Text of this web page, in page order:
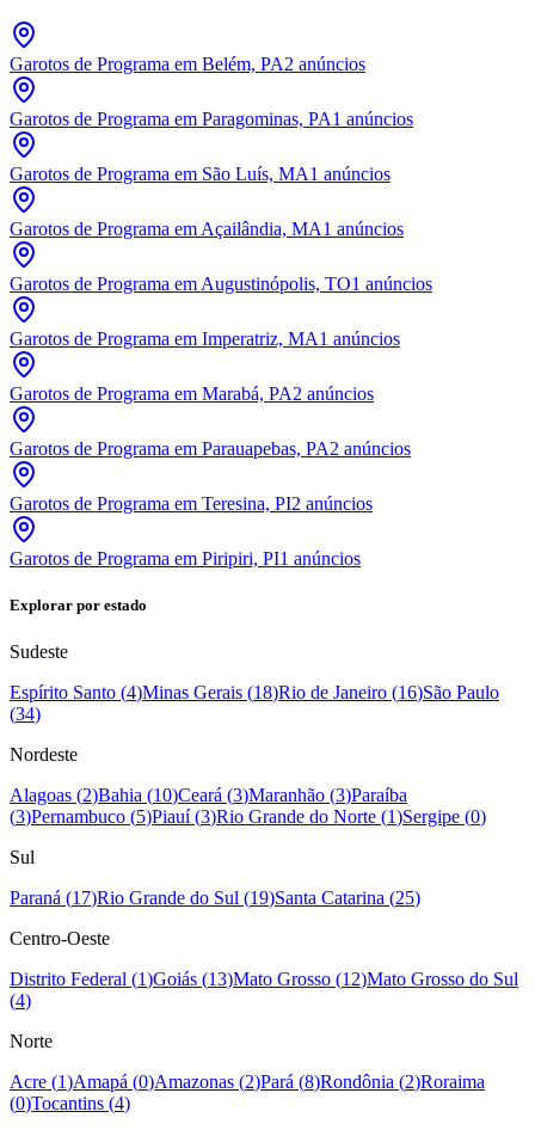
Garotos de Programa em Belém, PA2 anúncios
Garotos de Programa em Paragominas, PA1 anúncios
Garotos de Programa em São Luís, MA1 anúncios
Garotos de Programa em Açailândia, MA1 anúncios
Garotos de Programa em Augustinópolis, TO1 anúncios
Garotos de Programa em Imperatriz, MA1 anúncios
Garotos de Programa em Marabá, PA2 anúncios
Garotos de Programa em Parauapebas, PA2 anúncios
Garotos de Programa em Teresina, PI2 anúncios
Garotos de Programa em Piripiri, PI1 anúncios
Explorar por estado
Sudeste
Espírito Santo (4)Minas Gerais (18)Rio de Janeiro (16)São Paulo
(34)
Nordeste
Alagoas (2)Bahia (10)Ceará (3)Maranhão (3)Paraíba
(3)Pernambuco (5)Piauí(3)Rio Grande do Norte (1)Sergipe (0)
Sul
Paraná (17)Rio Grande do Sul (19)Santa Catarina (25)
Centro-Oeste
Distrito Federal (1)Goiás (13)Mato Grosso (12)Mato Grosso do Sul
(4)
Norte
Acre (1)Amapá (0)Amazonas (2)Pará (8)Rondônia (2)Roraima
(0)Tocantins (4)